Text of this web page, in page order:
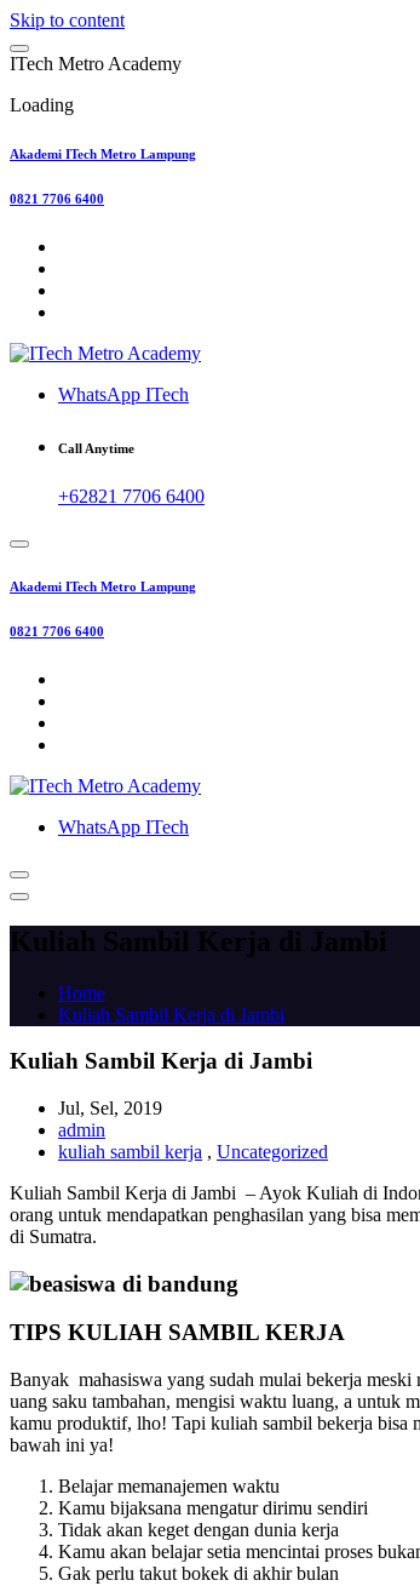
Skip to content
ITech Metro Academy
Loading
Akademi ITech Metro Lampung
0821 7706 6400
WhatsApp ITech
Call Anytime
+62821 7706 6400
Akademi ITech Metro Lampung
0821 7706 6400
WhatsApp ITech
Kuliah Sambil Kerja di Jambi
Home
Kuliah Sambil Kerja di Jambi
Kuliah Sambil Kerja di Jambi
Jul, Sel, 2019
admin
kuliah sambil kerja , Uncategorized
Kuliah Sambil Kerja di Jambi – Ayok Kuliah di
orang untuk mendapatkan penghasilan yang bisa
di Sumatra.
TIPS KULIAH SAMBIL KERJA
Banyak mahasiswa yang sudah mulai bekerja
uang saku tambahan, mengisi waktu luang, a untuk
kamu produktif, lho! Tapi kuliah sambil bekerja bisa
bawah ini ya!
Belajar memanajemen waktu
Kamu bijaksana mengatur dirimu sendiri
Tidak akan keget dengan dunia kerja
Kamu akan belajar setia mencintai proses
Gak perlu takut bokek di akhir bulan